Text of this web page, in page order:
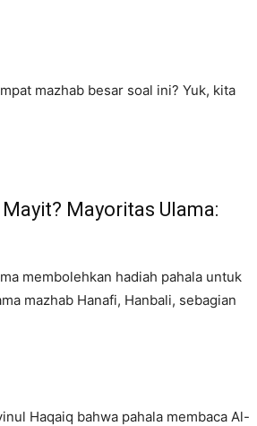
mazhab besar soal ini? Yuk, kita
Mayoritas Ulama:
membolehkan hadiah pahala untuk
mazhab Hanafi, Hanbali, sebagian
Haqaiq bahwa pahala membaca Al-